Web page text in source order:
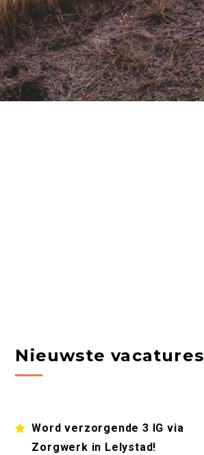
Nieuwste vacatures
Word verzorgende 3 IG via
Zorgwerk in Lelystad!